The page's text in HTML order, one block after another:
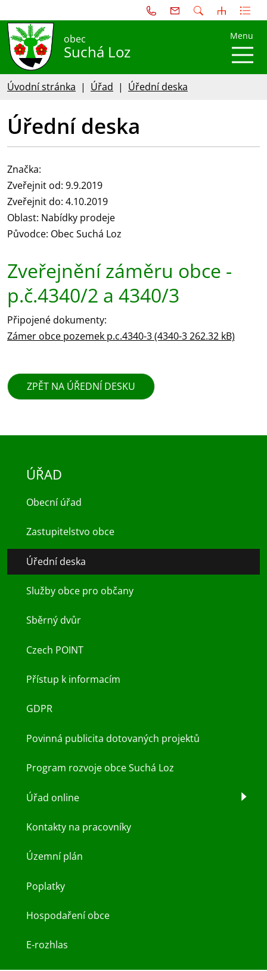
obec
Suchá Loz
Menu
Úvodní stránka Úřad Úřední deska
Úřední deska
Značka:
Zveřejnit od: 9.9.2019
Zveřejnit do: 4.10.2019
Oblast: Nabídky prodeje
Původce: Obec Suchá Loz
Zveřejnění záměru obce -
p.č.4340/2 a 4340/3
Připojené dokumenty:
Zámer obce pozemek p.c.4340-3 (4340-3 262.32 kB)
ZPĚT NA ÚŘEDNÍ DESKU
ÚŘAD
Obecní úřad
Zastupitelstvo obce
Úřední deska
Služby obce pro občany
Sběrný dvůr
Czech POINT
Přístup k informacím
GDPR
Povinná publicita dotovaných projektů
Program rozvoje obce Suchá Loz
Úřad online
Kontakty na pracovníky
Územní plán
Poplatky
Hospodaření obce
E-rozhlas